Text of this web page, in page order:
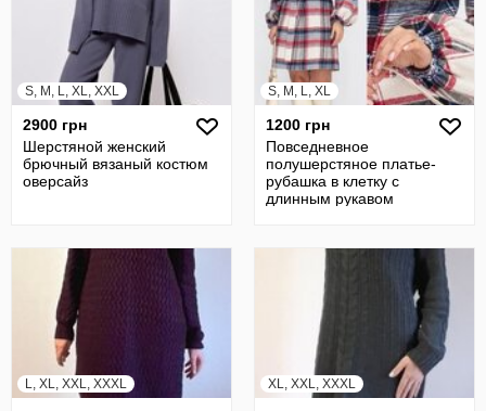
S, M, L, XL, XXL
2900 грн
Шерстяной женский
брючный вязаный костюм
оверсайз
S, M, L, XL
1200 грн
Повседневное
полушерстяное платье-
рубашка в клетку с
длинным рукавом
L, XL, XXL, XXXL XL, XXL, XXXL